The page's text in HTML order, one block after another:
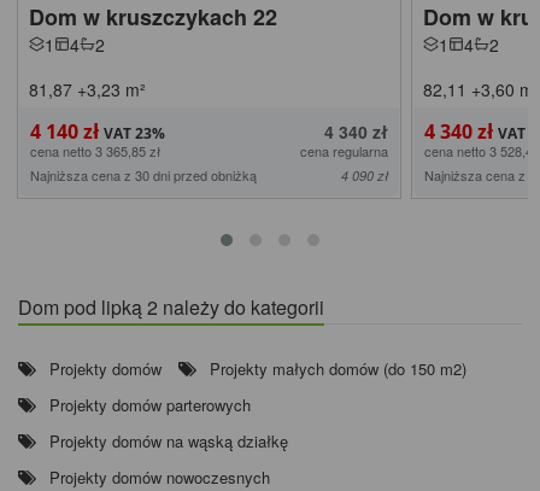
Dom w kruszczykach 22
1 4
2
81,87 +3,23 m²
4 140 zł 4 340 zł
cena netto 3 365,85 zł
cena regularna
Najniższa cena z 30 dni przed obniżką
4 090 zł
Dom w
1 4
2
82,11 +3,60 m²
4 340 zł
cena netto 3
Najniższa cena z
Dom pod lipką 2 należy do kategorii
Projekty domów
Projekty małych domów (do 150 m2)
Projekty domów parterowych
Projekty domów na wąską działkę
Projekty domów nowoczesnych